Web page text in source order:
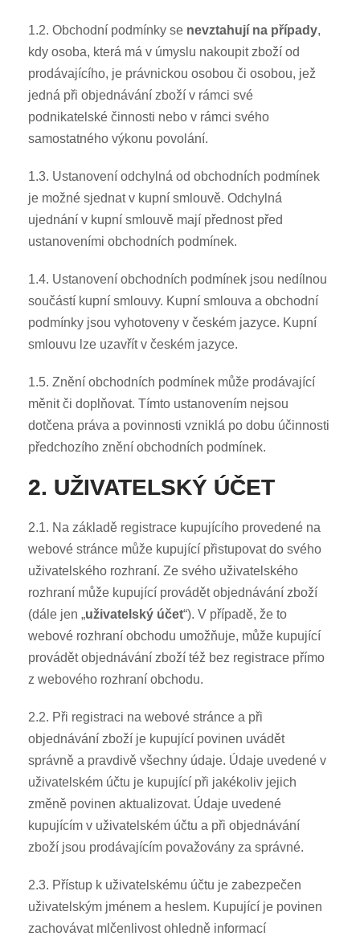
1.2. Obchodní podmínky se nevztahují na případy,
kdy osoba, která má v úmyslu nakoupit zboží od
prodávajícího, je právnickou osobou či osobou, jež
jedná při objednávání zboží v rámci své
podnikatelské činnosti nebo v rámci svého
samostatného výkonu povolání.
1.3. Ustanovení odchylná od obchodních podmínek
je možné sjednat v kupní smlouvě. Odchylná
ujednání v kupní smlouvě mají přednost před
ustanoveními obchodních podmínek.
1.4. Ustanovení obchodních podmínek jsou nedílnou
součástí kupní smlouvy. Kupní smlouva a obchodní
podmínky jsou vyhotoveny v českém jazyce. Kupní
smlouvu lze uzavřít v českém jazyce.
1.5. Znění obchodních podmínek může prodávající
měnit či doplňovat. Tímto ustanovením nejsou
dotčena práva a povinnosti vzniklá po dobu účinnosti
předchozího znění obchodních podmínek.
2. UŽIVATELSKÝ ÚČET
2.1. Na základě registrace kupujícího provedené na
webové stránce může kupující přistupovat do svého
uživatelského rozhraní. Ze svého uživatelského
rozhraní může kupující provádět objednávání zboží
(dále jen „uživatelský účet“). V případě, že to
webové rozhraní obchodu umožňuje, může kupující
provádět objednávání zboží též bez registrace přímo
z webového rozhraní obchodu.
2.2. Při registraci na webové stránce a při
objednávání zboží je kupující povinen uvádět
správně a pravdivě všechny údaje. Údaje uvedené v
uživatelském účtu je kupující při jakékoliv jejich
změně povinen aktualizovat. Údaje uvedené
kupujícím v uživatelském účtu a při objednávání
zboží jsou prodávajícím považovány za správné.
2.3. Přístup k uživatelskému účtu je zabezpečen
uživatelským jménem a heslem. Kupující je povinen
zachovávat mlčenlivost ohledně informací